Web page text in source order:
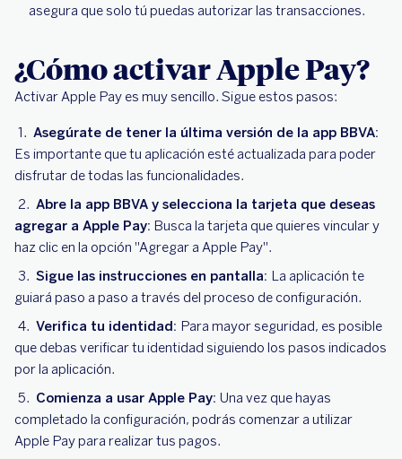
asegura que solo tú puedas autorizar las transacciones.
¿Cómo activar Apple Pay?
Activar Apple Pay es muy sencillo. Sigue estos pasos:
Asegúrate de tener la última versión de la app BBVA:
Es importante que tu aplicación esté actualizada para poder
disfrutar de todas las funcionalidades.
Abre la app BBVA y selecciona la tarjeta que deseas
agregar a Apple Pay: Busca la tarjeta que quieres vincular y
haz clic en la opción "Agregar a Apple Pay".
Sigue las instrucciones en pantalla: La aplicación te
guiará paso a paso a través del proceso de configuración.
Verifica tu identidad: Para mayor seguridad, es posible
que debas verificar tu identidad siguiendo los pasos indicados
por la aplicación.
Comienza a usar Apple Pay: Una vez que hayas
completado la configuración, podrás comenzar a utilizar
Apple Pay para realizar tus pagos.